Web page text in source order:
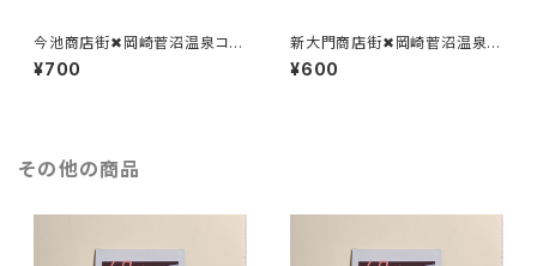
今池商店街✖︎岡崎菅沼温泉コラ
ボ温泉タオル
¥700
新大門商店街✖︎岡崎菅沼温泉コ
ラボ温泉タオル
¥600
その他の商品